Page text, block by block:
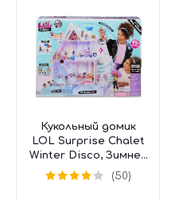
Кукольный домик
LOL Surprise Chalet
Winter Disco, Зимнее
Шале, 562207
(50)